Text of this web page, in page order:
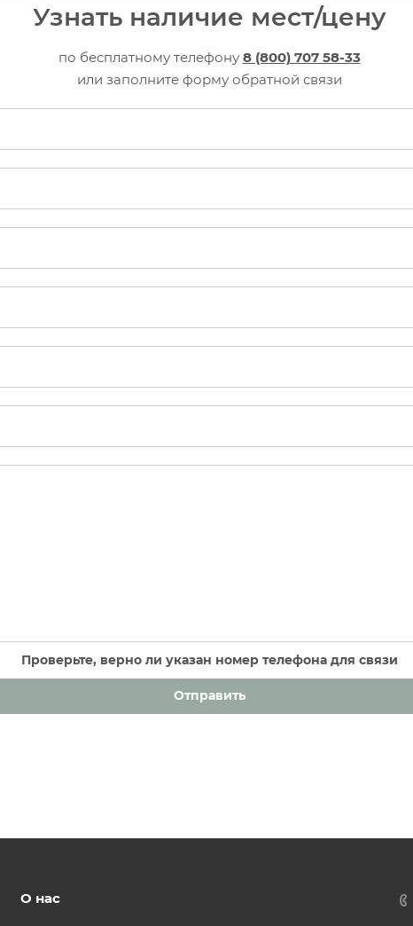
Узнать наличие мест/цену
по бесплатному телефону 8 (800) 707 58-33
или заполните форму обратной связи
Проверьте, верно ли указан номер телефона для связи
Отправить
О нас